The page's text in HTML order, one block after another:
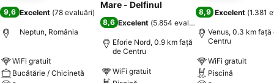
9,6 Excelent (78 evaluări)
Neptun, România
WiFi gratuit
Bucătărie / Chicinetă
Mare - Delfinul
8,6 Excelent (5.854 evaluări
Eforie Nord, 0.9 km faţă
de Centru
WiFi gratuit
8,9 Excelent (1.381
Venus, 0.3 km faţă
Centru
WiFi gratuit
Piscină